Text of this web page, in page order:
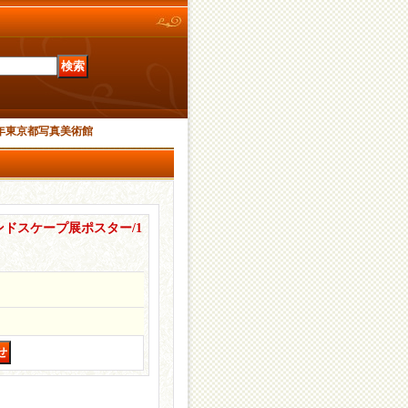
東京都写真美術館
スケープ展ポスター/1